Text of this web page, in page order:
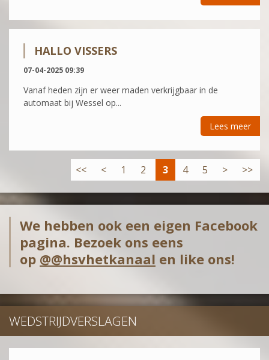
HALLO VISSERS
07-04-2025 09:39
Vanaf heden zijn er weer maden verkrijgbaar in de
automaat bij Wessel op...
Lees meer
<< < 1 2 3 4 5 > >>
We hebben ook een eigen Facebook
pagina. Bezoek ons eens
op @@hsvhetkanaal en like ons!
WEDSTRIJDVERSLAGEN